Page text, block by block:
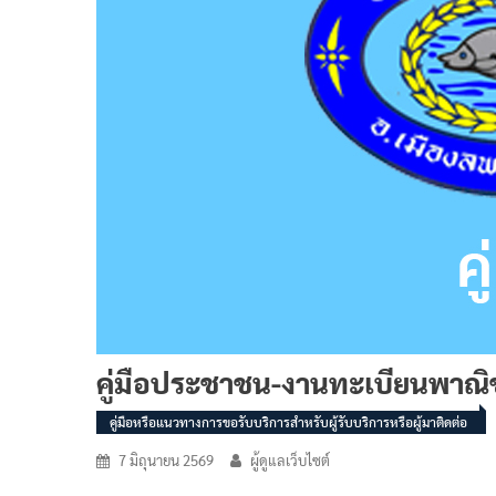
คู่มือประชาชน-งานทะเบียนพา
คู่มือหรือแนวทางการขอรับบริการสำหรับผู้รับบริการหรือผู้มาติดต่อ
7 มิถุนายน 2569 ผู้ดูแลเว็บไซต์